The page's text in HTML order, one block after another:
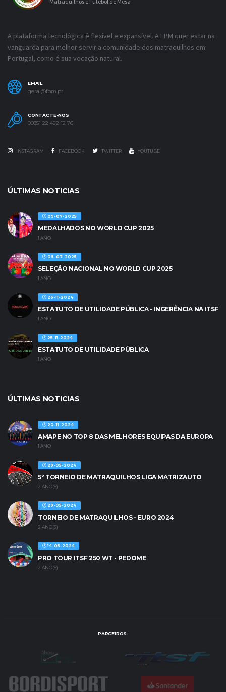
A plataforma tecnológica é flexível e expansível. A FPM quer estar na
vanguarda para melhor servir a comunidade dos matraquilhos em
Portugal, como é sua vocação natural.
EMAIL
geral@fpm.pt
CONTACTE-NOS
00351 22 422 12 76
INSTAGRAM FACEBOOK TWITTER YOUTUBE
ÚLTIMAS NOTICIAS
09-07-2025
MEDALHADOS NO WORLD CUP 2025
1 ANO
09-07-2025
SELEÇÃO NACIONAL NO WORLD CUP 2025
1 ANO
26-11-2024
ESTATUTO DE UTILIDADE PÚBLICA - INGERÊNCIA NA ITSF
1 ANO
25-11-2024
ESTATUTO DE UTILIDADE PÚBLICA
1 ANO
ÚLTIMAS NOTICIAS
20-11-2024
AMAPE NO TOP 8 DAS MELHORES EQUIPAS DA EUROPA
1 ANO
29-05-2024
5º TORNEIO DE MATRAQUILHOS LIGA MATRIZAUTO
2 ANO(S)
29-05-2024
TORNEIO DE MATRAQUILHOS - EURO 2024
2 ANO(S)
14-05-2024
PRO TOUR ITSF 250 WT - PEDOME
2 ANO(S)
PARCEIROS: